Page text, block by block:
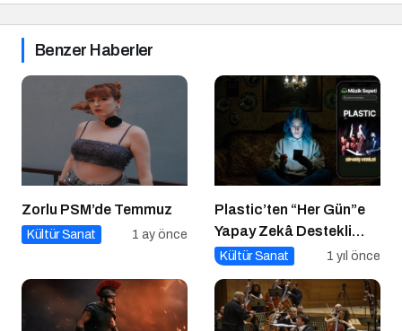
Benzer Haberler
Zorlu PSM’de Temmuz
Kültür Sanat 1 ay önce
Plastic’ten “Her Gün”e
Yapay Zekâ Destekli
Müzik Videosu
Kültür Sanat 1 yıl önce